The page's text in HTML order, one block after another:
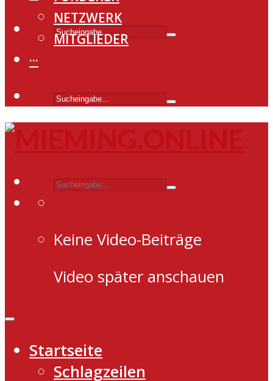
NETZWERK
MITGLIEDER
···
Keine Video-Beiträge
Video später anschauen
Startseite
Schlagzeilen